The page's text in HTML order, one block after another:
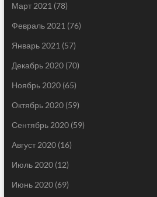
Март 2021 (78)
Февраль 2021 (76)
Январь 2021 (57)
Декабрь 2020(70)
Ноябрь 2020(65)
Октябрь 2020(59)
Сентябрь 2020(59)
Август 2020(16)
Июль 2020(12)
Июнь 2020(69)